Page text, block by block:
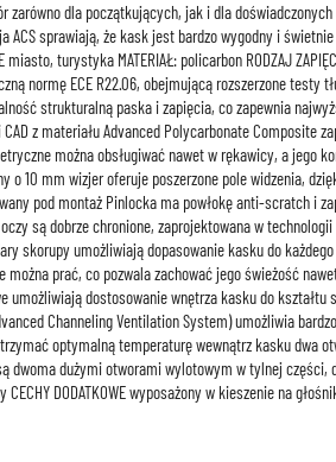
zarówno dla początkujących, jak i dla
ACS sprawiają, że kask jest bardzo wygodny i
miasto, turystyka MATERIAŁ: policarbon RODZAJ
normę ECE R22.06, obejmującą rozszerzone testy
strukturalną paska i zapięcia, co zapewnia
z materiału Advanced Polycarbonate Composite
można obsługiwać nawet w rękawicy, a jego
o 10 mm wizjer oferuje poszerzone pole widzenia,
pod montaż Pinlocka ma powłokę anti-scratch i
są dobrze chronione, zaprojektowana w
skorupy umożliwiają dopasowanie kasku do
można prać, co pozwala zachować jego świeżość
dostosowanie wnętrza kasku do kształtu
Channeling Ventilation System) umożliwia
optymalną temperaturę wewnątrz kasku dwa
dwoma dużymi otworami wylotowym w tylnej części,
DODATKOWE wyposażony w kieszenie na